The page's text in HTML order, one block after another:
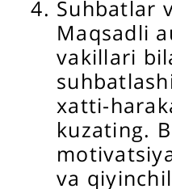
Suhbatlar
Maqsadli
vakillari
xatti-
kuzating.
va